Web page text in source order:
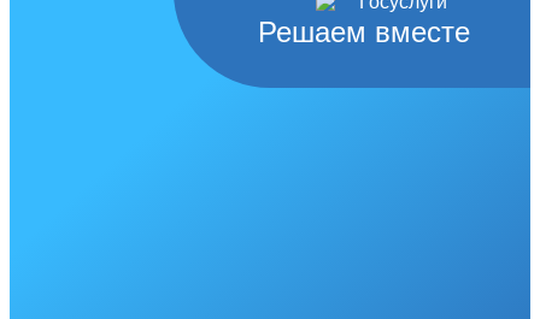
Решаем вместе